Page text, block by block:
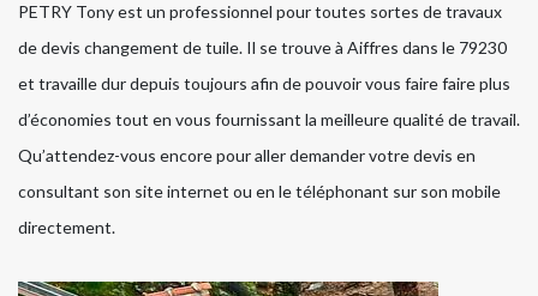
PETRY Tony est un professionnel pour toutes sortes de travaux
de devis changement de tuile. Il se trouve à Aiffres dans le 79230
et travaille dur depuis toujours afin de pouvoir vous faire faire plus
d’économies tout en vous fournissant la meilleure qualité de travail.
Qu’attendez-vous encore pour aller demander votre devis en
consultant son site internet ou en le téléphonant sur son mobile
directement.